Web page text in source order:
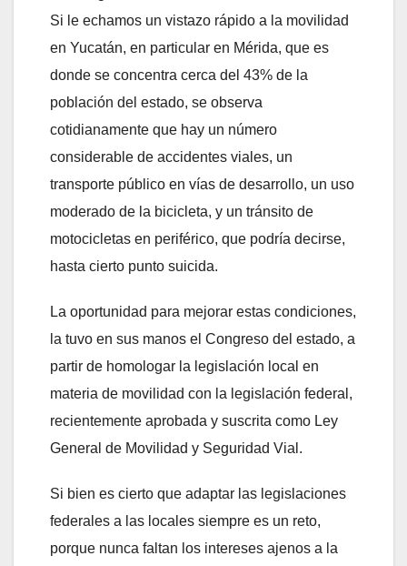
Si le echamos un vistazo rápido a la movilidad
en Yucatán, en particular en Mérida, que es
donde se concentra cerca del 43% de la
población del estado, se observa
cotidianamente que hay un número
considerable de accidentes viales, un
transporte público en vías de desarrollo, un uso
moderado de la bicicleta, y un tránsito de
motocicletas en periférico, que podría decirse,
hasta cierto punto suicida.
La oportunidad para mejorar estas condiciones,
la tuvo en sus manos el Congreso del estado, a
partir de homologar la legislación local en
materia de movilidad con la legislación federal,
recientemente aprobada y suscrita como Ley
General de Movilidad y Seguridad Vial.
Si bien es cierto que adaptar las legislaciones
federales a las locales siempre es un reto,
porque nunca faltan los intereses ajenos a la